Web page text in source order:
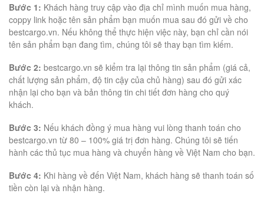
Bước 1: Khách hàng truy cập vào địa chỉ mình muốn mua hàng,
coppy link hoặc tên sản phẩm bạn muốn mua sau đó gửi về cho
bestcargo.vn. Nếu không thể thực hiện việc này, bạn chỉ cần nói
tên sản phẩm bạn đang tìm, chúng tôi sẽ thay bạn tìm kiếm.
Bước 2: bestcargo.vn sẽ kiểm tra lại thông tin sản phẩm (giá cả,
chất lượng sản phẩm, độ tin cậy của chủ hàng) sau đó gửi xác
nhận lại cho bạn và bản thông tin chi tiết đơn hàng cho quý
khách.
Bước 3: Nếu khách đồng ý mua hàng vui lòng thanh toán cho
bestcargo.vn từ 80 – 100% giá trị đơn hàng. Chúng tôi sẽ tiến
hành các thủ tục mua hàng và chuyển hàng về Việt Nam cho bạn.
Bước 4: Khi hàng về đến Việt Nam, khách hàng sẽ thanh toán số
tiền còn lại và nhận hàng.